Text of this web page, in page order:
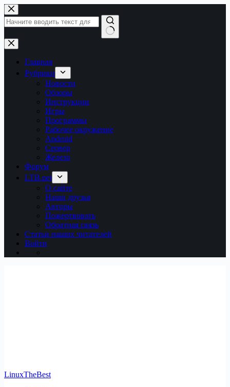
Перейти
к
сути
Ничего
не
найденоГлавная
Рубрики
Новости
Обзоры
Инструкции
Игры
Программы
Рабочее окружение
Android
Сервер
Железо
Форум
LTB.net
О сайте
Наши друзья
Авторы
Пожертвовать
Обратная связь
Статьи наших читателей
Войти
LinuxTheBest